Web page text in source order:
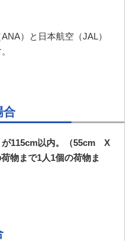
）と日本航空（JAL）
合
が115cm以内。（55cm X
物まで1人1個の荷物ま